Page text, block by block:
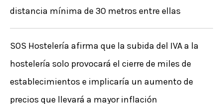
distancia mínima de 30 metros entre ellas
SOS Hostelería afirma que la subida del IVA a la
hostelería solo provocará el cierre de miles de
establecimientos e implicaría un aumento de
precios que llevará a mayor inflación